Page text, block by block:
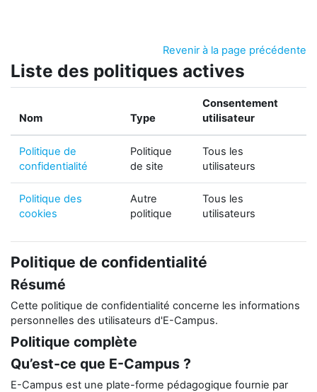
Revenir à la page précédente
Liste des politiques actives
Nom Type
Consentement
utilisateur
Politique de
confidentialité
Politique
de site
Tous les
utilisateurs
Politique des
cookies
Autre
politique
Tous les
utilisateurs
Politique de confidentialité
Résumé
Cette politique de confidentialité concerne les informations
personnelles des utilisateurs d'E-Campus.
Politique complète
Qu’est-ce que E-Campus ?
E-Campus est une plate-forme pédagogique fournie par